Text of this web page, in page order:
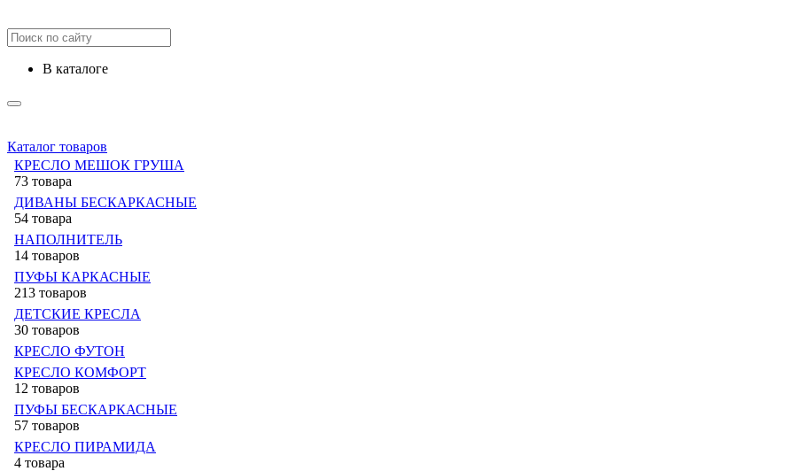
в каталоге
Каталог товаров
КРЕСЛО МЕШОК ГРУША
73 товара
ДИВАНЫ БЕСКАРКАСНЫЕ
54 товара
НАПОЛНИТЕЛЬ
14 товаров
ПУФЫ КАРКАСНЫЕ
213 товаров
ДЕТСКИЕ КРЕСЛА
30 товаров
КРЕСЛО ФУТОН
КРЕСЛО КОМФОРТ
12 товаров
ПУФЫ БЕСКАРКАСНЫЕ
57 товаров
КРЕСЛО ПИРАМИДА
4 товара